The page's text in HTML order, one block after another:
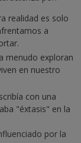
realidad es solo
a
menudo exploran
en nuestro
con una
"éxtasis" en la
por la